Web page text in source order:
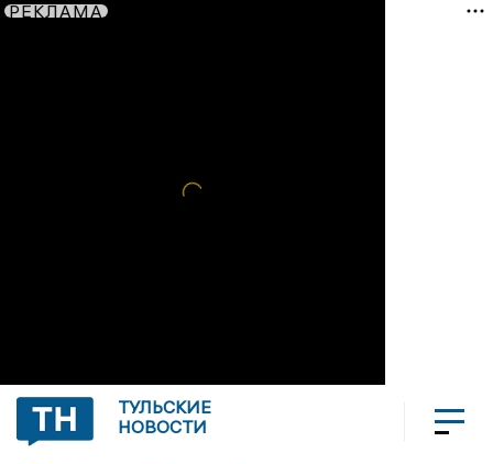
РЕКЛАМА
ТУЛЬСКИЕ
НОВОСТИ